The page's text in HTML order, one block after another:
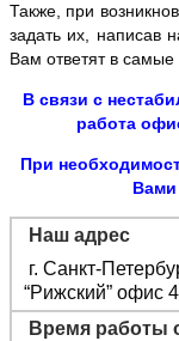
Также, при
задать их, написав
Вам ответят в самые
В связи с
работа
При
Вами
Наш адрес
г. Санкт-
“Рижский” офис
Время работы